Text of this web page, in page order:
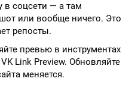
в соцсети — а там
или вообще ничего. Это
репосты.
превью в инструментах
Link Preview. Обновляйте
меняется.